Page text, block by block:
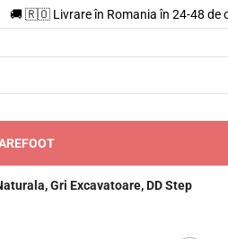
🇪🇺 Livrari în UE în 3-7 zile.
Gri Excavatoare, DD Step